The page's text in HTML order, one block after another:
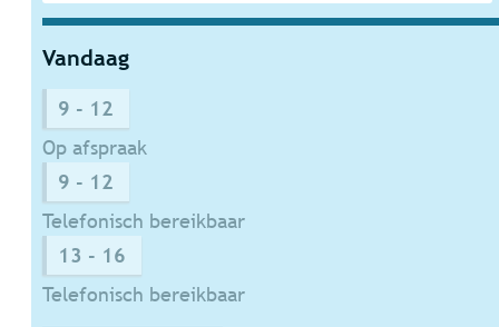
Vandaag
9 - 12
Op afspraak
9 - 12
Telefonisch bereikbaar
13 - 16
Telefonisch bereikbaar